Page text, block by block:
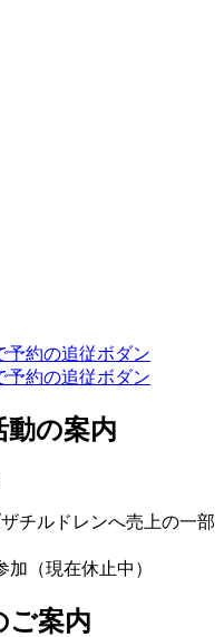
の案内
チルドレンへ売上の一部
（現在休止中）
ご案内